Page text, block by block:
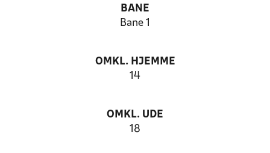
BANE
Bane 1
OMKL. HJEMME
14
OMKL. UDE
18